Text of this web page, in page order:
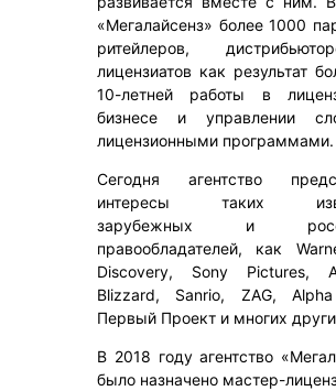
«Мегалайсенз» более 1000
ритейлеров,
лицензиатов как результат
10-летней работы в
бизнесе и управлении
лицензионными программами.
Сегодня агентство
интересы таких
зарубежных и
правообладателей, как
Discovery, Sony Pictures,
Blizzard, Sanrio, ZAG,
Первый Проект и многих
В 2018 году агентство
было назначено мастер-